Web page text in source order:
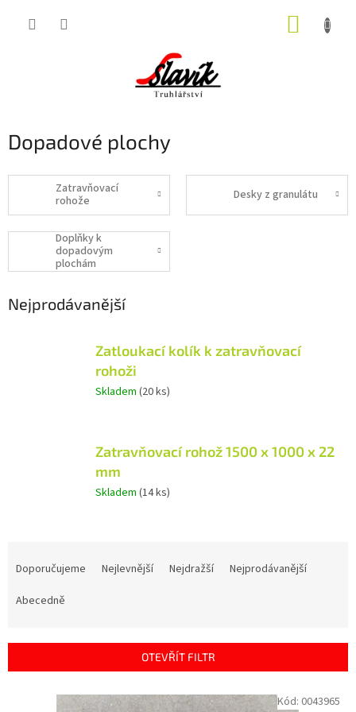
Dopadové plochy
Zatravňovací
rohože
Desky z granulátu
Doplňky k
dopadovým
plochám
Nejprodávanější
Zatloukací kolík k zatravňovací
rohoži
Skladem (20 ks)
Zatravňovací rohož 1500 x 1000 x 22
mm
Skladem (14 ks)
r
Doporučujeme Nejlevnější Nejdražší
Nejprodávanější
Abecedně
OTEVŘÍT FILTR
Kód: 0043965